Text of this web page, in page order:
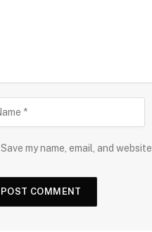
Save my name, email, and